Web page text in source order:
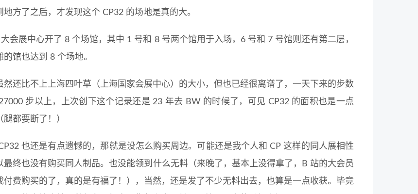
地方了之后，才发现这个 CP32 的场地是真的大。
会展中心开了 8 个场馆，其中 1 号和 8 号两个馆用于入场，6 号和 7 号馆则还有第二层，
的馆也达到 8 个场地。
然还比不上上海四叶草（上海国家会展中心）的大小，但也已经很离谱了，一天下来的步数
步以上，上次创下这个记录还是 23 年去 BW 的时候了，可见 CP32 的面积也是一点
都要断了！）
也还是有点遗憾的，那就是没怎么购买周边。可能还是我个人和 CP 这样的同人展相性
最终也没有购买同人制品。也没能领到什么无料（来晚了，基本上没得拿了，B 站的大会员
付费购买的了，真的是有福了！），当然，还是发了不少无料出去，也算是一点收获。毕竟